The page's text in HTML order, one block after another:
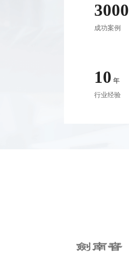
10 年
行业经验
3000
成功案例